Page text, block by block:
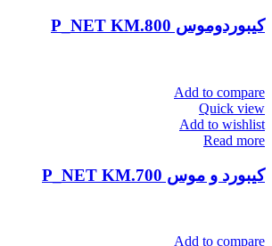
کیبوردوموس P_NET KM.800
Add to compare
Quick view
Add to wishlist
Read more
کیبورد و موس P_NET KM.700
Add to compare